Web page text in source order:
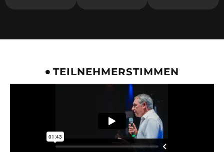
TEILNEHMERSTIMMEN